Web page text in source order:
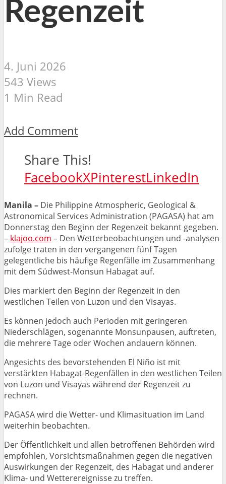
Regenzeit
4. Juni 2026
543 Views
1 Min Read
Add Comment
Share This!
FacebookXPinterestLinkedIn
Manila – Die Philippine Atmospheric, Geological &
Astronomical Services Administration (PAGASA) hat am
Donnerstag den Beginn der Regenzeit bekannt gegeben.
– klajoo.com – Den Wetterbeobachtungen und -analysen
zufolge traten in den vergangenen fünf Tagen
gelegentliche bis häufige Regenfälle im Zusammenhang
mit dem Südwest-Monsun Habagat auf.
Dies markiert den Beginn der Regenzeit in den
westlichen Teilen von Luzon und den Visayas.
Es können jedoch auch Perioden mit geringeren
Niederschlägen, sogenannte Monsunpausen, auftreten,
die mehrere Tage oder Wochen andauern können.
Angesichts des bevorstehenden El Niño ist mit
verstärkten Habagat-Regenfällen in den westlichen Teilen
von Luzon und Visayas während der Regenzeit zu
rechnen.
PAGASA wird die Wetter- und Klimasituation im Land
weiterhin beobachten.
Der Öffentlichkeit und allen betroffenen Behörden wird
empfohlen, Vorsichtsmaßnahmen gegen die negativen
Auswirkungen der Regenzeit, des Habagat und anderer
Klima- und Wetterereignisse zu treffen.